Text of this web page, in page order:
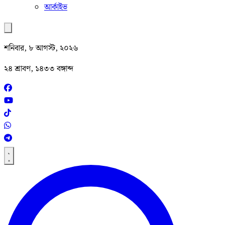
আর্কাইভ
শনিবার, ৮ আগস্ট, ২০২৬
২৪ শ্রাবণ, ১৪৩৩ বঙ্গাব্দ